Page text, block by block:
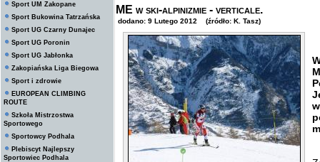
Sport UM Zakopane
Sport Bukowina Tatrzańska
Sport UG Czarny Dunajec
Sport UG Poronin
Sport UG Jabłonka
Zakopiańska Liga Biegowa
Sport i zdrowie
EUROPEAN CLIMBING
ROUTE
Szkoła Mistrzostwa
Sportowego
Sportowcy Podhala
Plebiscyt Najlepszy
Sportowiec Podhala
ME w ski-alpinizmie - verticale.
dodano: 9 Lutego 2012 (źródło: K. Tasz)